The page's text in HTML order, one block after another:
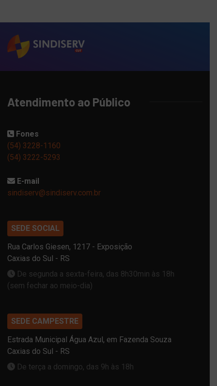
Atendimento ao Público
Fones
(54) 3228-1160
(54) 3222-5293
E-mail
sindiserv@sindiserv.com.br
SEDE SOCIAL
Rua Carlos Giesen, 1217 - Exposição
Caxias do Sul - RS
De segunda a sexta-feira, das 8h30min às 18h
(sem fechar ao meio-dia)
SEDE CAMPESTRE
Estrada Municipal Água Azul, em Fazenda Souza
Caxias do Sul - RS
De terça a domingo, das 9h às 18h